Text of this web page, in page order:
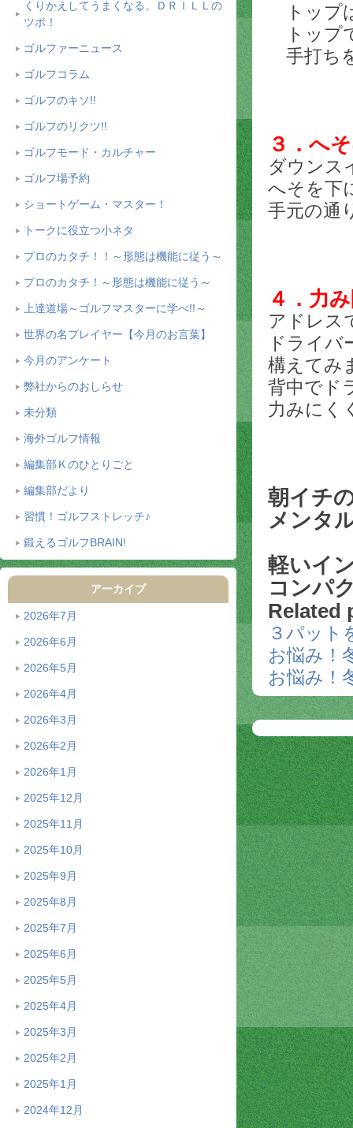
くりかえしてうまくなる。ＤＲＩＬＬの
ツボ！
ゴルファーニュース
ゴルフコラム
ゴルフのキソ!!
ゴルフのリクツ!!
ゴルフモード・カルチャー
ゴルフ場予約
ショートゲーム・マスター！
トークに役立つ小ネタ
プロのカタチ！！～形態は機能に従う～
プロのカタチ！～形態は機能に従う～
上達道場～ゴルフマスターに学べ!!～
世界の名プレイヤー【今月のお言葉】
今月のアンケート
弊社からのおしらせ
未分類
海外ゴルフ情報
編集部Ｋのひとりごと
編集部だより
習慣！ゴルフストレッチ♪
鍛えるゴルフBRAIN!
アーカイブ
2026年7月
2026年6月
2026年5月
2026年4月
2026年3月
2026年2月
2026年1月
2025年12月
2025年11月
2025年10月
2025年9月
2025年8月
2025年7月
2025年6月
2025年5月
2025年4月
2025年3月
2025年2月
2025年1月
2024年12月
トップ
トップ
手打ち
３．へ
ダウンス
へそを下
手元の通
４．力
アドレス
ドライバ
構えてみ
背中でド
力みにく
朝イチ
メンタ
軽いイ
コンパ
Related
３パット
お悩み！
お悩み！